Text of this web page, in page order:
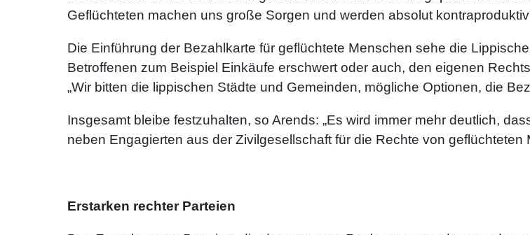
Geflüchteten machen uns große Sorgen und werden absolut
Die Einführung der Bezahlkarte für geflüchtete Menschen sehe die
Betroffenen zum Beispiel Einkäufe erschwert oder auch, den eigenen
„Wir bitten die lippischen Städte und Gemeinden, mögliche Optionen, die
Insgesamt bleibe festzuhalten, so Arends: „Es wird immer mehr deutlich,
neben Engagierten aus der Zivilgesellschaft für die Rechte von geflüchteten
Erstarken rechter Parteien